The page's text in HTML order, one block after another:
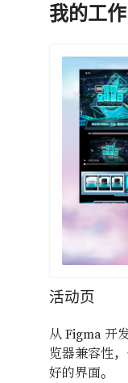
我的工作
活动页
从 Figma 开
览器兼容性
好的界面。